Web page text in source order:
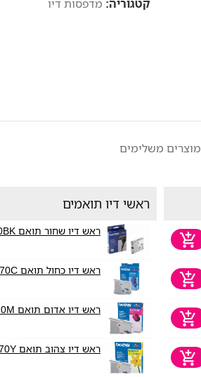
קטגוריה: מדפסות דיו
מוצרים משלימים
ראשי דיו תואמים
ראש דיו שחור תואם Brother LC970BK
ראש דיו כחול תואם Brother LC970C
ראש דיו אדום תואם Brother LC970M
ראש דיו צהוב תואם Brother LC970Y